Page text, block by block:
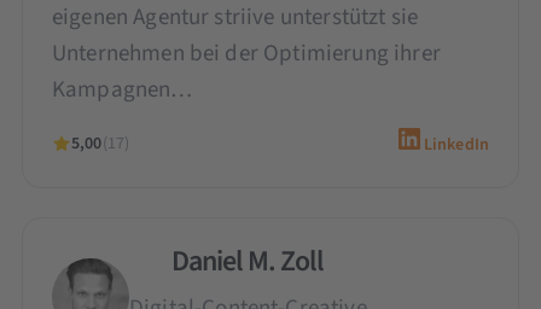
eigenen Agentur striive unterstützt sie
Unternehmen bei der Optimierung ihrer
Kampagnen…
5,00(17) LinkedIn
Daniel M. Zoll